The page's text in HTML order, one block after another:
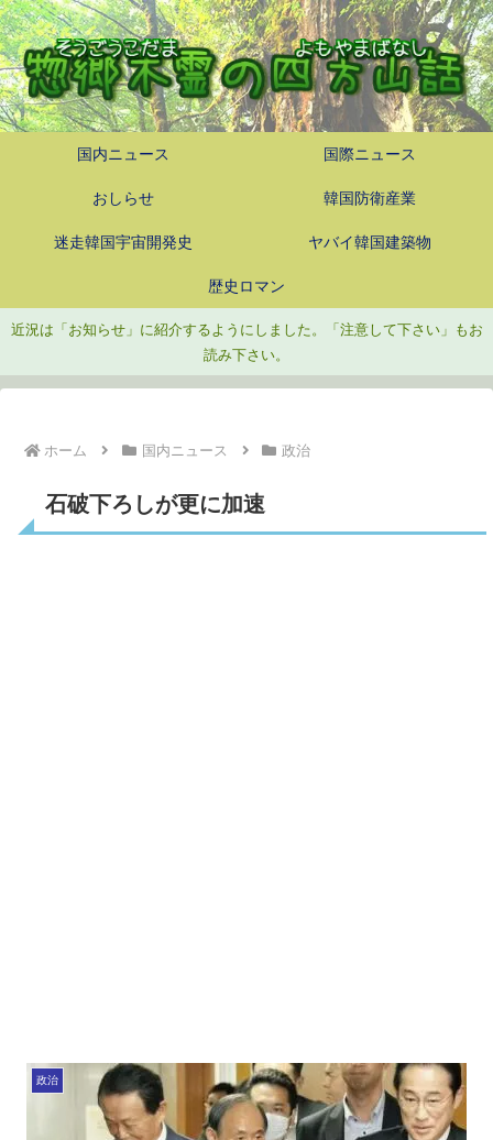
国内ニュース 国際ニュース
おしらせ 韓国防衛産業
迷走韓国宇宙開発史 ヤバイ韓国建築物
歴史ロマン
近況は「お知らせ」に紹介するようにしました。「注意して下さい」もお
読み下さい。
ホーム 国内ニュース 政治
石破下ろしが更に加速
政治